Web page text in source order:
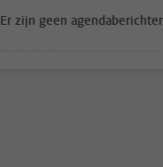
Er zijn geen